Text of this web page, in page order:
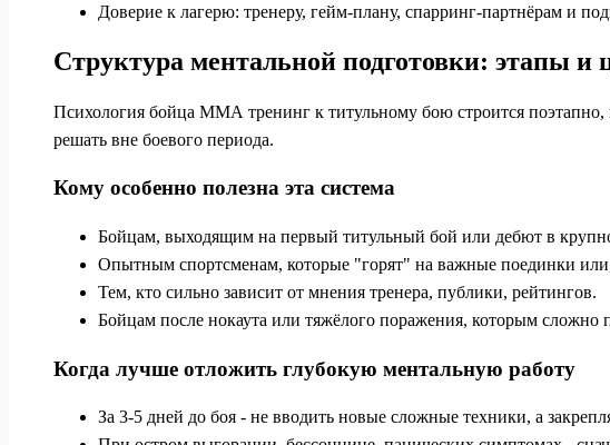
Доверие к лагерю: тренеру, гейм‑плану, спарринг‑партнёрам и
Структура ментальной подготовки: этапы и
Психология бойца ММА тренинг к титульному бою строится
решать вне боевого периода.
Кому особенно полезна эта система
Бойцам, выходящим на первый титульный бой или дебют в
Опытным спортсменам, которые "горят" на важные поединки
Тем, кто сильно зависит от мнения тренера, публики, рейтингов.
Бойцам после нокаута или тяжёлого поражения, которым сложно
Когда лучше отложить глубокую ментальную работу
За 3-5 дней до боя - не вводить новые сложные техники, а